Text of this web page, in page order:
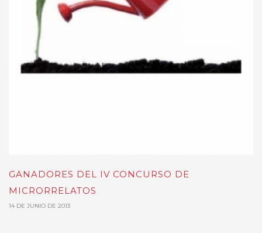
GANADORES DEL IV CONCURSO DE
MICRORRELATOS
14 DE JUNIO DE 2013